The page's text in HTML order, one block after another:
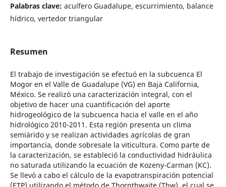
Palabras clave: acuífero Guadalupe, escurrimiento, balance
hídrico, vertedor triangular
Resumen
El trabajo de investigación se efectuó en la subcuenca El
Mogor en el Valle de Guadalupe (VG) en Baja California,
México. Se realizó una caracterización integral, con el
objetivo de hacer una cuantificación del aporte
hidrogeológico de la subcuenca hacia el valle en el año
hidrológico 2010-2011. Esta región presenta un clima
semiárido y se realizan actividades agrícolas de gran
importancia, donde sobresale la viticultura. Como parte de
la caracterización, se estableció la conductividad hidráulica
no saturada utilizando la ecuación de Kozeny-Carman (KC).
Se llevó a cabo el cálculo de la evapotranspiración potencial